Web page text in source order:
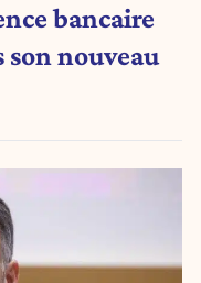
bancaire
son nouveau